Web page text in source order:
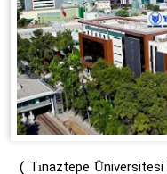
Tınaztepe Üniversitesi
)